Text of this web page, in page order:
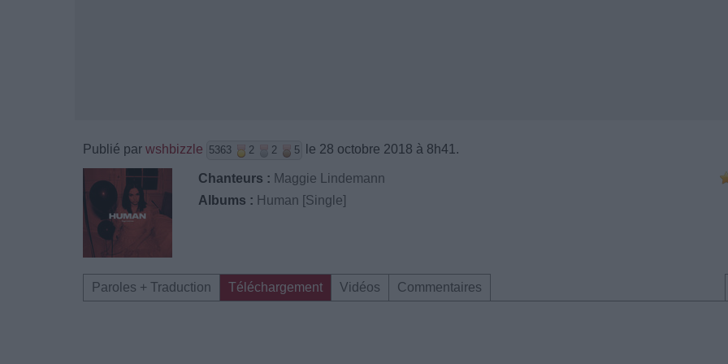
Publié par wshbizzle 5363 2 2 5 le 28 octobre 2018 à 8h41.
Chanteurs : Maggie Lindemann
Albums : Human [Single]
Paroles + Traduction Téléchargement Vidéos Commentaires